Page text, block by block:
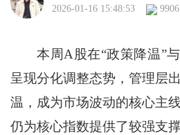
2026-01-16 15:48:53
9906
本周A股在“政策降温”与
呈现分化调整态势，管理层
温，成为市场波动的核心主
仍为核心指数提供了较强支撑